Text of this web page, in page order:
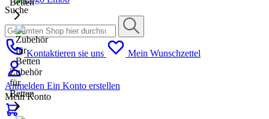
Suche
Kontaktieren sie uns Mein Wunschzettel
Anmelden Ein Konto erstellen
Mein Konto
Betten
Zubehör
für
Betten